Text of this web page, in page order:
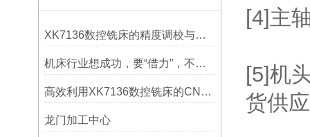
XK7136数控铣床的精度调校与性能优化
机床行业想成功，要“借力”，不要“尽力”！
高效利用XK7136数控铣床的CNC系统？
龙门加工中心
[4]主
[5]机
货供